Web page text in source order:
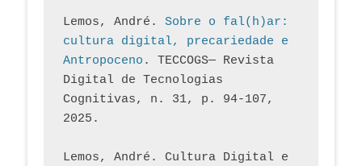
Lemos, André. Sobre o fal(h)ar:
cultura digital, precariedade e
Antropoceno . TECCOGS— Revista
Digital de Tecnologias
Cognitivas, n. 31, p. 94-107,
2025.
Lemos, André. Cultura Digital e